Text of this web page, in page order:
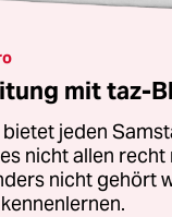
mit taz-
jeden
nicht allen recht
nicht gehört